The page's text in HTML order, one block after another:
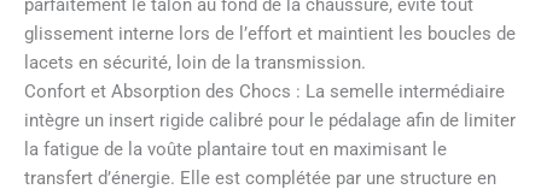
parfaitement le talon au fond de la chaussure, évite tout
glissement interne lors de l’effort et maintient les boucles de
lacets en sécurité, loin de la transmission.
Confort et Absorption des Chocs : La semelle intermédiaire
intègre un insert rigide calibré pour le pédalage afin de limiter
la fatigue de la voûte plantaire tout en maximisant le
transfert d’énergie. Elle est complétée par une structure en